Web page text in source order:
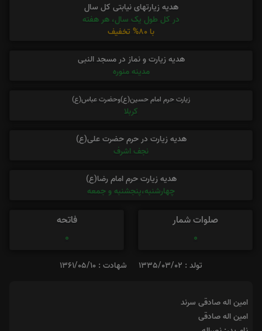
هدیه زیارتهای نیابتی کل سال
در کل طول یک سال، هر هفته
با 80% تخفیف
هدیه زیارت و نماز در مسجد النبی
مدینه منوره
زیارت حرم امام حسین(ع)وحضرت عباس(ع)
کربلا
هدیه زیارت در حرم حضرت علی(ع)
نجف اشرف
هدیه زیارت حرم امام رضا(ع)
چهارشنبه،پنجشنبه و جمعه
صلوات شمار
0
فاتحه
0
تولد : 1335/03/02 شهادت : 1361/05/10
امین اله صادقی سرند
امین اله صادقی